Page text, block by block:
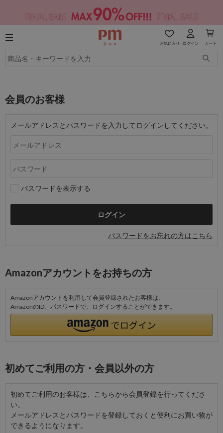
お気に入り ログイン カート
会員のお客様
メールアドレスとパスワードを入力してログインしてください。
パスワードを表示する
パスワードをお忘れの方はこちら
Amazonアカウントをお持ちの方
Amazonアカウントを利用して会員登録されたお客様は、
AmazonのID、パスワードで、ログインすることができます。
初めてご利用の方・会員以外の方
初めてご利用のお客様は、こちらから会員登録を行ってくださ
い。
メールアドレスとパスワードを登録しておくと便利にお買い物が
できるようになります。